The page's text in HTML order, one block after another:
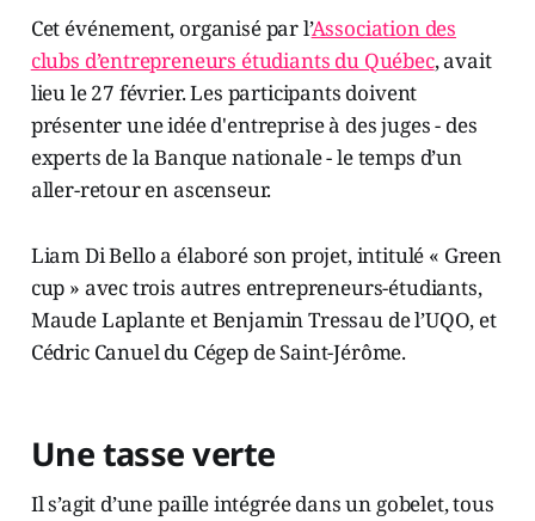
Cet événement, organisé par l’Association des
clubs d’entrepreneurs étudiants du Québec, avait
lieu le 27 février. Les participants doivent
présenter une idée d'entreprise à des juges - des
experts de la Banque nationale - le temps d’un
aller-retour en ascenseur.
Liam Di Bello a élaboré son projet, intitulé « Green
cup » avec trois autres entrepreneurs-étudiants,
Maude Laplante et Benjamin Tressau de l’UQO, et
Cédric Canuel du Cégep de Saint-Jérôme.
Une tasse verte
Il s’agit d’une paille intégrée dans un gobelet, tous